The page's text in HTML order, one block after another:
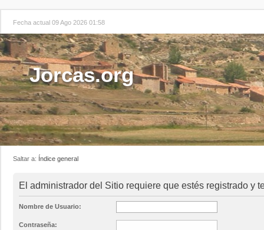
Fecha actual 09 Ago 2026 01:58
Jorcas.org
Saltar a: Índice general
El administrador del Sitio requiere que estés registrado y
Nombre de Usuario:
Contraseña: